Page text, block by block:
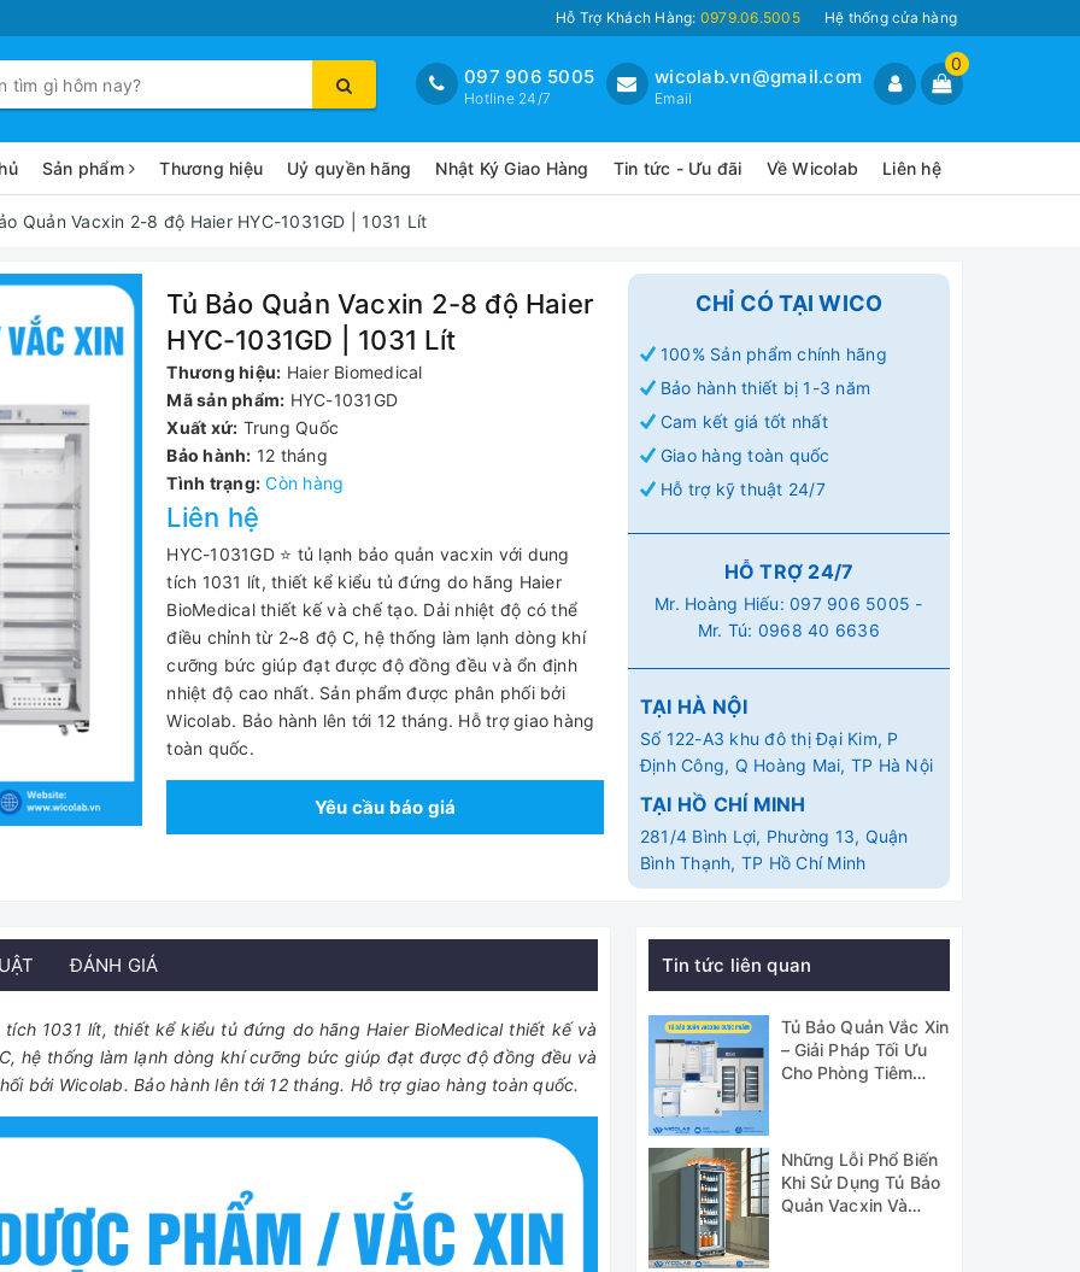
Hỗ Trợ Khách Hàng: 0979.06.5005 Hệ thống cửa hàng
0
wicolab.vn@gmail.com
Email
097 906 5005
Hotline 24/7
Sản phẩm Thương hiệu Uỷ quyền hãng Nhật Ký Giao Hàng Tin tức - Ưu đãi Về Wicolab Liên hệ
Quản Vacxin 2-8 độ Haier HYC-1031GD | 1031 Lít
Tủ Bảo Quản Vacxin 2-8 độ Haier
HYC-1031GD | 1031 Lít
Thương hiệu: Haier Biomedical
Mã sản phẩm: HYC-1031GD
Xuất xứ: Trung Quốc
Bảo hành: 12 tháng
Tình trạng: Còn hàng
Liên hệ
HYC-1031GD ⭐ tủ lạnh bảo quản vacxin với dung
tích 1031 lít, thiết kể kiểu tủ đứng do hãng Haier
BioMedical thiết kế và chế tạo. Dải nhiệt độ có thể
điều chỉnh từ 2~8 độ C, hệ thống làm lạnh dòng khí
cưỡng bức giúp đạt được độ đồng đều và ổn định
nhiệt độ cao nhất. Sản phẩm được phân phối bởi
Wicolab. Bảo hành lên tới 12 tháng. Hỗ trợ giao hàng
toàn quốc.
Yêu cầu báo giá
CHỈ CÓ TẠI WICO
100% Sản phẩm chính hãng
Bảo hành thiết bị 1-3 năm
Cam kết giá tốt nhất
Giao hàng toàn quốc
Hỗ trợ kỹ thuật 24/7
HỖ TRỢ 24/7
Mr. Hoàng Hiếu:097 906 5005 -
Mr. Tú: 0968 40 6636
TẠI HÀ NỘI
Số 122-A3 khu đô thị Đại Kim, P
Định Công, Q Hoàng Mai, TP Hà Nội
TẠI HỒ CHÍ MINH
281/4 Bình Lợi, Phường 13, Quận
Bình Thạnh, TP Hồ Chí Minh
ĐÁNH GIÁ
1031 lít, thiết kể kiểu tủ đứng do hãng Haier BioMedical thiết kế và
hệ thống làm lạnh dòng khí cưỡng bức giúp đạt được độ đồng đều và
bởi Wicolab. Bảo hành lên tới 12 tháng. Hỗ trợ giao hàng toàn quốc.
Tin tức liên quan
Tủ Bảo Quản Vắc Xin
– Giải Pháp Tối Ưu
Cho Phòng Tiêm
Những Lỗi Phổ Biến
Khi Sử Dụng Tủ Bảo
Quản Vacxin Và